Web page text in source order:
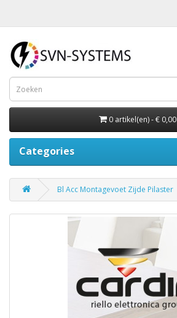
0 artikel(en) - € 0,00
Categories
Bl Acc Montagevoet Zijde Pilaster